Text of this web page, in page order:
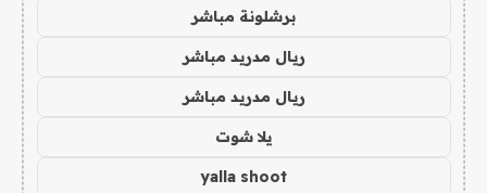
برشلونة مباشر
ريال مدريد مباشر
ريال مدريد مباشر
يلا شوت
yalla shoot